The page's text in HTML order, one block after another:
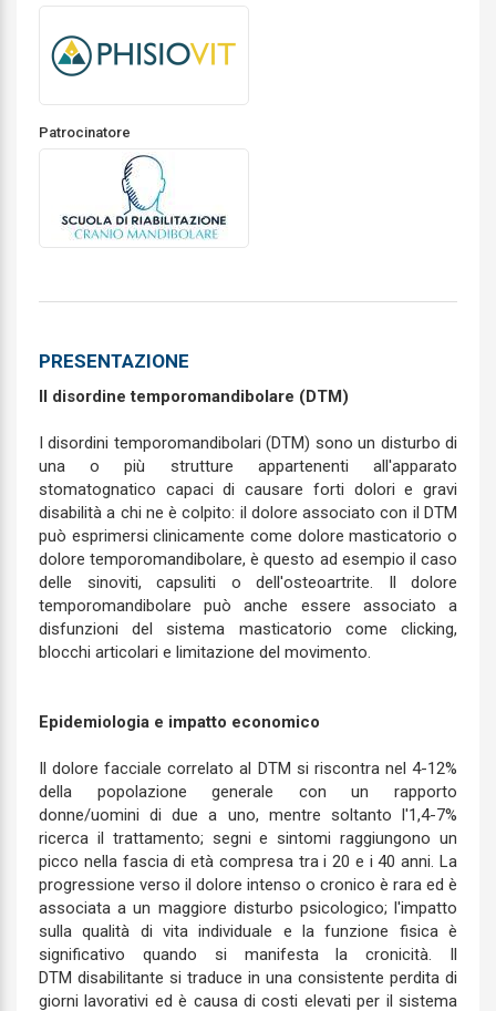
Patrocinatore
PRESENTAZIONE
Il disordine temporomandibolare (DTM)
I disordini temporomandibolari (DTM) sono un disturbo di
una o più strutture appartenenti all'apparato
stomatognatico capaci di causare forti dolori e gravi
disabilità a chi ne è colpito: il dolore associato con il DTM
può esprimersi clinicamente come dolore masticatorio o
dolore temporomandibolare, è questo ad esempio il caso
delle sinoviti, capsuliti o dell'osteoartrite. Il dolore
temporomandibolare può anche essere associato a
disfunzioni del sistema masticatorio come clicking,
blocchi articolari e limitazione del movimento.
Epidemiologia e impatto economico
Il dolore facciale correlato al DTM si riscontra nel 4-12%
della popolazione generale con un rapporto
donne/uomini di due a uno, mentre soltanto l'1,4-7%
ricerca il trattamento; segni e sintomi raggiungono un
picco nella fascia di età compresa tra i 20 e i 40 anni. La
progressione verso il dolore intenso o cronico è rara ed è
associata a un maggiore disturbo psicologico; l'impatto
sulla qualità di vita individuale e la funzione fisica è
significativo quando si manifesta la cronicità. Il
DTM disabilitante si traduce in una consistente perdita di
giorni lavorativi ed è causa di costi elevati per il sistema